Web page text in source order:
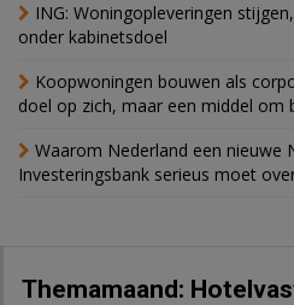
ING: Woningopleveringen
onder kabinetsdoel
Koopwoningen bouwen als
doel op zich, maar een middel om
Waarom Nederland een nieuwe
Investeringsbank serieus moet
Themamaand: